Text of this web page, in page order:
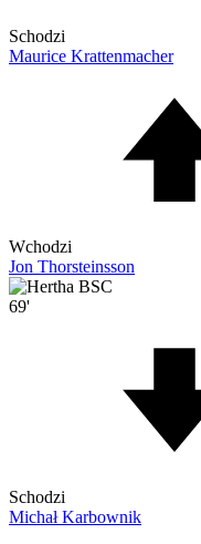
Schodzi
Maurice Krattenmacher
Wchodzi
Jon Thorsteinsson
69'
Schodzi
Michał Karbownik